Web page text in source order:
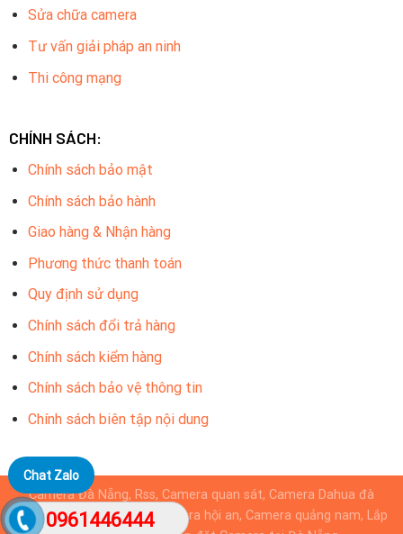
Sửa chữa camera
Tư vấn giải pháp an ninh
Thi công mạng
CHÍNH SÁCH:
Chính sách bảo mật
Chính sách bảo hành
Giao hàng & Nhận hàng
Phương thức thanh toán
Quy định sử dụng
Chính sách đổi trả hàng
Chính sách kiểm hàng
Chính sách bảo vệ thông tin
Chính sách biên tập nội dung
Camera Đà Nẵng, Rss, Camera quan sát, Camera Dahua đà
nẵng, Camera KBvision, camera hội an, Camera quảng nam, Lắp
Chat Zalo
0961446444